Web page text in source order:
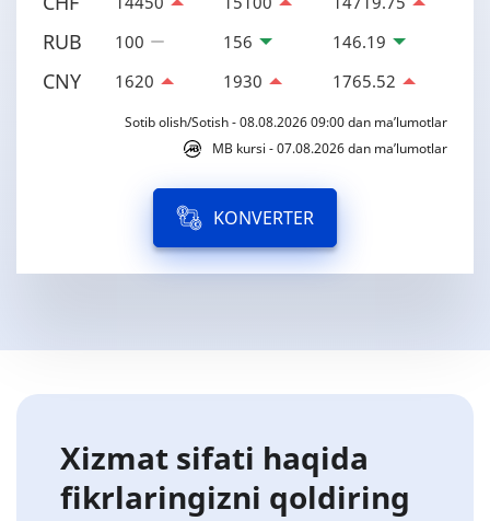
RUB 100 156 146.19
CNY 1620 1930 1765.52
Sotib olish/Sotish - 08.08.2026 09:00 dan ma’lumotlar
MB kursi - 07.08.2026 dan ma’lumotlar
KONVERTER
Xizmat sifati haqida
fikrlaringizni qoldiring